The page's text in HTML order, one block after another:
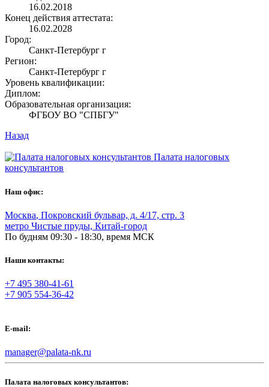
16.02.2018
Конец действия аттестата:
16.02.2028
Город:
Санкт-Петербург г
Регион:
Санкт-Петербург г
Уровень квалификации:
Диплом:
Образовательная организация:
ФГБОУ ВО "СПБГУ"
Назад
Палата налоговых
консультантов
Наш офис:
Москва, Покровский бульвар, д. 4/17, стр. 3
метро Чистые пруды, Китай-город
По будням 09:30 - 18:30, время МСК
Наши контакты:
+7 495 380-41-61
+7 905 554-36-42
E-mail:
manager@palata-nk.ru
Палата налоговых консультантов: